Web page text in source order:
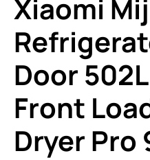
Xiaomi
Door
Front
Dryer Pro